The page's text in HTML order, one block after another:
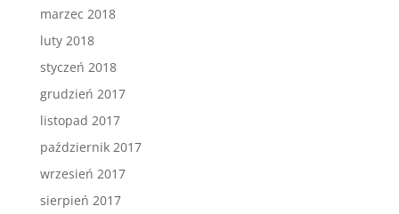
marzec 2018
luty 2018
styczeń 2018
grudzień 2017
listopad 2017
październik 2017
wrzesień 2017
sierpień 2017